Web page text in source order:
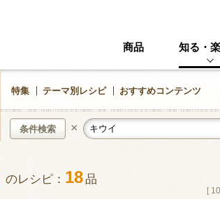
商品 知る・
特集 テーマ別レシピ おすすめコンテンツ
条件検索 ×
中華風
のレシピ： 18品
[ 10